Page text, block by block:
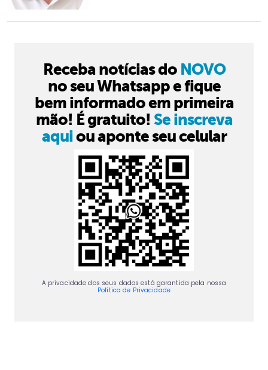
Receba notícias do NOVO
no seu Whatsapp e fique
bem informado em primeira
mão! É gratuito! Se inscreva
aquiou aponte seu celular
A privacidade dos seus dados está garantida pela nossa
Política de Privacidade